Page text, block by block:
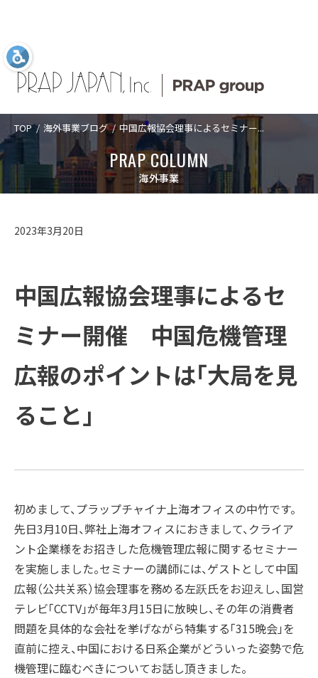
ABOUT US
プラップジャパン
について
パンの特長
ご支援の進め
例
SERVICES
サービス
COMPANY
企業情報
役員紹介
会社概要
プラップグル
プラップジャ
パンの書籍
受賞歴
TOPICS
新着情報
Language
ABOUT US プラップジャパンについて
プラップジャパンの特長
ご支援の進め方と主な活動例
業種
課題
ソリューション
SEMINARS
COMPANY
企業情報
企業情報
トップメッセージ
ダイバーシティ宣言
役員紹介
会社概要
プラップグループ
アクセス
TOPICS 新着情報
新着情報
海外事業
IDPR
Recruit
SUSTAINABILITY
IR
Contact
TOP 海外事業ブログ 中国広報協会理事によるセミナー...
PRAP COLUMN
海外事業
2023年3月20日
中国広報協会理事によるセ
ミナー開催 中国危機管理
広報のポイントは「大局を見
ること」
初めまして、プラップチャイナ上海オフィスの中竹です。
先日3月10日、弊社上海オフィスにおきまして、クライア
ント企業様をお招きした危機管理広報に関するセミナー
を実施しました。セミナーの講師には、ゲストとして中国
広報（公共关系）協会理事を務める左跃氏をお迎えし、国営
テレビ「CCTV」が毎年3月15日に放映し、その年の消費者
問題を具体的な会社を挙げながら特集する「315晩会」を
直前に控え、中国における日系企業がどういった姿勢で危
機管理に臨むべきについてお話し頂きました。